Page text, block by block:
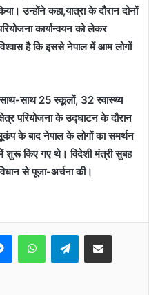
उन्होंने कहा,यात्रा के दौरान दोनों
कार्यान्वयन को लेकर
है कि इससे नेपाल में आम लोगों
साथ 25 स्कूलों, 32 स्वास्थ्य
परियोजना के उद्घाटन के दौरान
के बाद नेपाल के लोगों का समर्थन
किए गए थे। विदेशी मंत्री सुबह
से पूजा-अर्चना की।
MessengerWhatsAppTelegramShare via Email